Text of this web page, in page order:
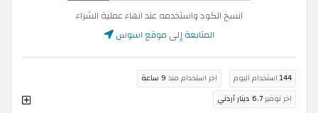
انسخ الكود واستخدمه عند انهاء عملية الشراء
المتابعة إلى موقع اسوس
144 استخدام اليوم اخر استخدام منذ 9 ساعة
اخر توفير6.7 دينار أردني